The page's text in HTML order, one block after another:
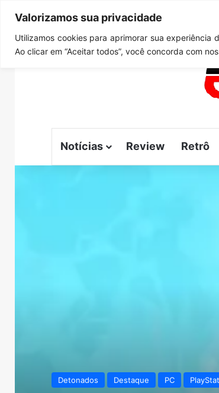
Valorizamos sua privacidade
Utilizamos cookies para aprimorar sua
Ao clicar em “Aceitar todos”, você concorda com
quinta-feira, agosto 6 2026
Notícias Review Retrô
Detonados Destaque PC